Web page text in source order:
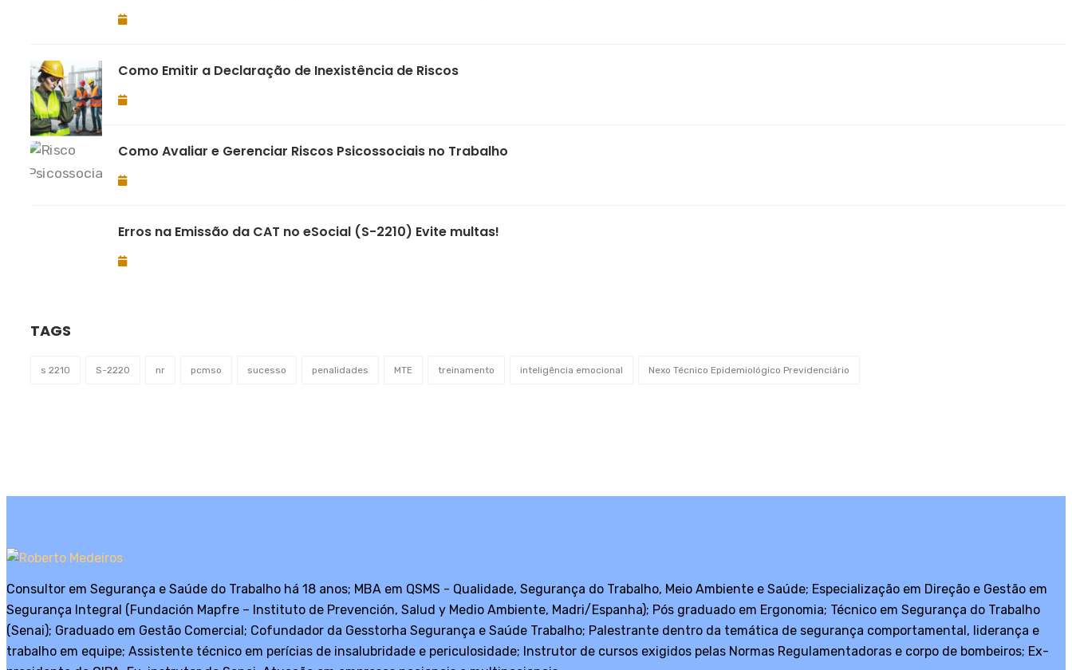
Como Emitir a Declaração de Inexistência de Riscos
Como Avaliar e Gerenciar Riscos Psicossociais no Trabalho
Erros na Emissão da CAT no eSocial (S-2210) Evite multas!
TAGS
s 2210 S-2220 nr pcmso sucesso penalidades MTE treinamento inteligência emocional Nexo Técnico Epidemiológico Previdenciário
Consultor em Segurança e Saúde do Trabalho há 18 anos; MBA em QSMS - Qualidade, Segurança do Trabalho, Meio Ambiente e Saúde; Especialização em Direção e Gestão em
Segurança Integral (Fundación Mapfre – Instituto de Prevención, Salud y Medio Ambiente, Madri/Espanha); Pós graduado em Ergonomia; Técnico em Segurança do Trabalho
(Senai); Graduado em Gestão Comercial; Cofundador da Gesstorha Segurança e Saúde Trabalho; Palestrante dentro da temática de segurança comportamental, liderança e
trabalho em equipe; Assistente técnico em perícias de insalubridade e periculosidade; Instrutor de cursos exigidos pelas Normas Regulamentadoras e corpo de bombeiros; Ex-